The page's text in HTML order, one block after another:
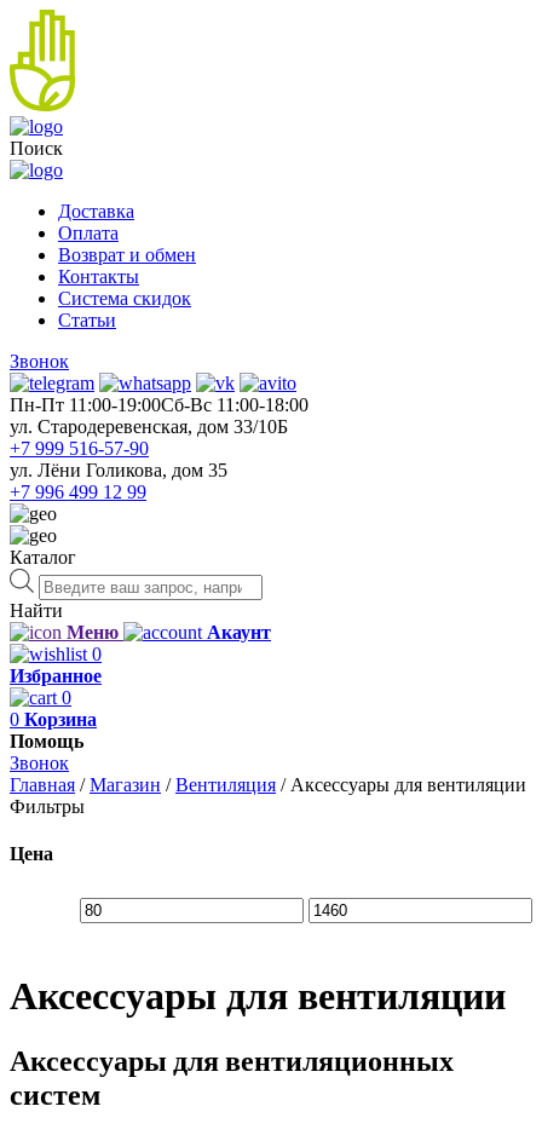
Поиск
Доставка
Оплата
Возврат и обмен
Контакты
Система скидок
Статьи
Звонок
Пн-Пт 11:00-19:00Cб-Вс 11:00-18:00
ул. Стародеревенская, дом 33/10Б
+7 999 516-57-90
ул. Лёни Голикова, дом 35
+7 996 499 12 99
Каталог
Поиск
товаров
Найти
Меню
Акаунт
0
Избранное
0
0 Корзина
Помощь
Звонок
Главная /Магазин /Вентиляция / Аксессуары для вентиляции
Фильтры
Цена
Аксессуары для вентиляции
Аксессуары для вентиляционных
систем